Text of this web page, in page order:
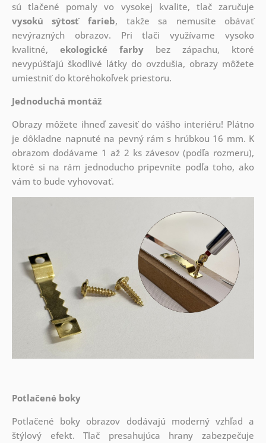
sú tlačené pomaly vo vysokej kvalite, tlač zaručuje
vysokú sýtosť farieb, takže sa nemusíte obávať
nevýrazných obrazov. Pri tlači využívame vysoko
kvalitné, ekologické farby bez zápachu, ktoré
nevypúšťajú škodlivé látky do ovzdušia, obrazy môžete
umiestniť do ktoréhokoľvek priestoru.
Jednoduchá montáž
Obrazy môžete ihneď zavesiť do vášho interiéru! Plátno
je dôkladne napnuté na pevný rám s hrúbkou 16 mm. K
obrazom dodávame 1 až 2 ks závesov (podľa rozmeru),
ktoré si na rám jednoducho pripevníte podľa toho, ako
vám to bude vyhovovať.
Potlačené boky
Potlačené boky obrazov dodávajú moderný vzhľad a
štýlový efekt. Tlač presahujúca hrany zabezpečuje